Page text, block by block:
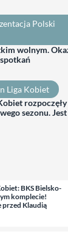
Polski
wolnym.
Liga Kobiet
rozpoczęły
sezonu.
BKS Bielsko-
komplecie!
przed Klaudią